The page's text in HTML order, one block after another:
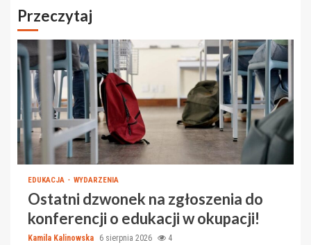
Przeczytaj
EDUKACJA WYDARZENIA
Ostatni dzwonek na zgłoszenia do
konferencji o edukacji w okupacji!
Kamila Kalinowska 6 sierpnia 2026 4